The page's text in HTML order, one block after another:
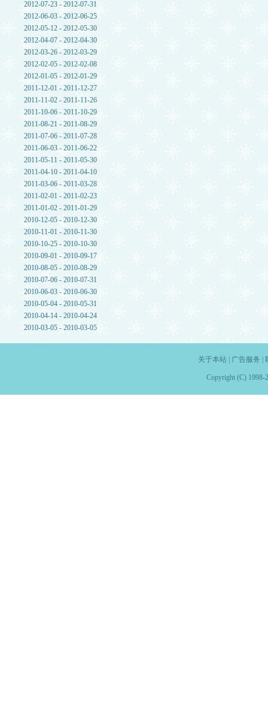
2012-07-23 - 2012-07-31
2012-06-03 - 2012-06-25
2012-05-12 - 2012-05-30
2012-04-07 - 2012-04-30
2012-03-26 - 2012-03-29
2012-02-05 - 2012-02-08
2012-01-05 - 2012-01-29
2011-12-01 - 2011-12-27
2011-11-02 - 2011-11-26
2011-10-06 - 2011-10-29
2011-08-21 - 2011-08-29
2011-07-06 - 2011-07-28
2011-06-03 - 2011-06-22
2011-05-11 - 2011-05-30
2011-04-10 - 2011-04-10
2011-03-06 - 2011-03-28
2011-02-01 - 2011-02-23
2011-01-02 - 2011-01-29
2010-12-05 - 2010-12-30
2010-11-01 - 2010-11-30
2010-10-25 - 2010-10-30
2010-09-01 - 2010-09-17
2010-08-05 - 2010-08-29
2010-07-06 - 2010-07-31
2010-06-03 - 2010-06-30
2010-05-04 - 2010-05-31
2010-04-14 - 2010-04-24
2010-03-05 - 2010-03-05
关于本站| 广告服务
Copyright (C) 1998-